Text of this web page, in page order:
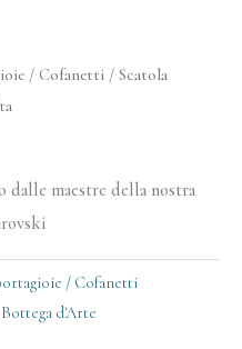
/ Cofanetti / Scatola
dalle maestre della nostra
/ Cofanetti
Bottega d'Arte